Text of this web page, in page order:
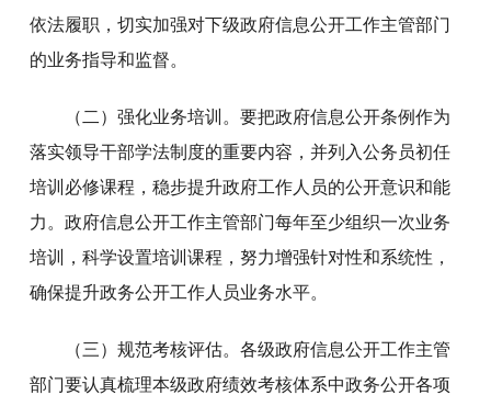
依法履职，切实加强对下级政府信息公开工作主管部门
的业务指导和监督。
（二）强化业务培训。要把政府信息公开条例作为
落实领导干部学法制度的重要内容，并列入公务员初任
培训必修课程，稳步提升政府工作人员的公开意识和能
力。政府信息公开工作主管部门每年至少组织一次业务
培训，科学设置培训课程，努力增强针对性和系统性，
确保提升政务公开工作人员业务水平。
（三）规范考核评估。各级政府信息公开工作主管
部门要认真梳理本级政府绩效考核体系中政务公开各项